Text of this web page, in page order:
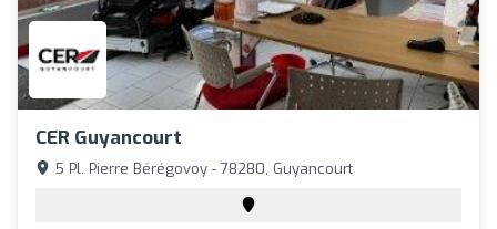
CER Guyancourt
5 Pl. Pierre Bérégovoy - 78280, Guyancourt